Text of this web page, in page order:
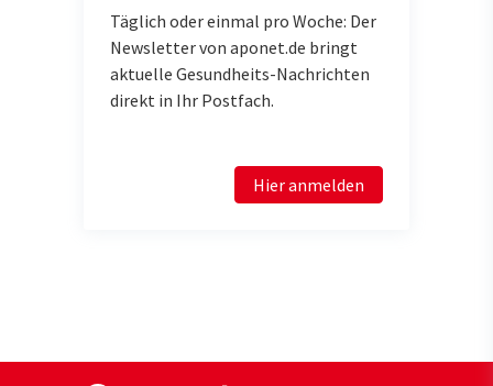
Täglich oder einmal pro Woche: Der
Newsletter von aponet.de bringt
aktuelle Gesundheits-Nachrichten
direkt in Ihr Postfach.
Hier anmelden